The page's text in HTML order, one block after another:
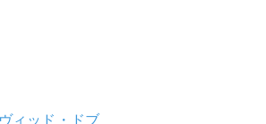
ィッド・ドブ